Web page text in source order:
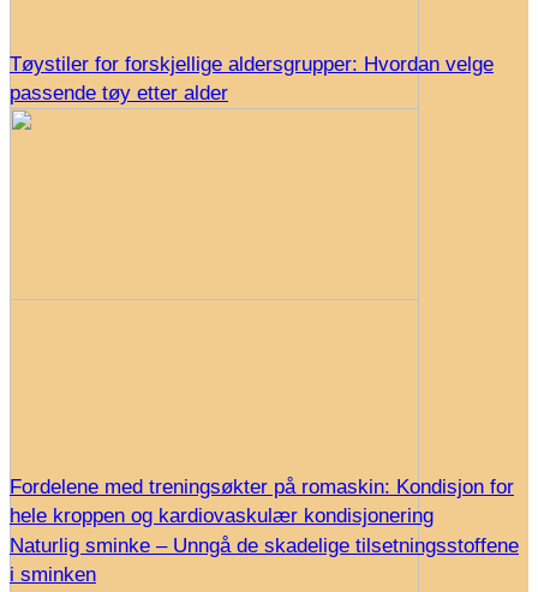
Tøystiler for forskjellige aldersgrupper: Hvordan velge
passende tøy etter alder
Fordelene med treningsøkter på romaskin: Kondisjon for
hele kroppen og kardiovaskulær kondisjonering
Naturlig sminke – Unngå de skadelige tilsetningsstoffene
i sminken